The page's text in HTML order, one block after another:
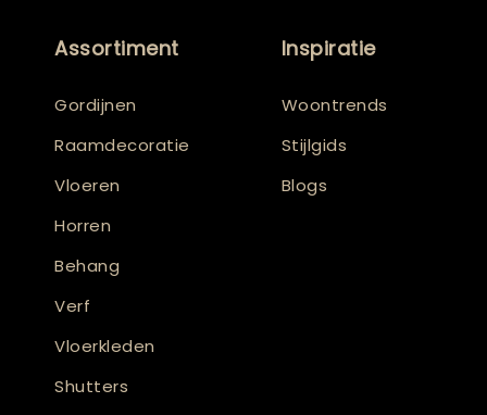
Assortiment
Gordijnen
Raamdecoratie
Vloeren
Horren
Behang
Verf
Vloerkleden
Shutters
Inspiratie
Woontrends
Stijlgids
Blogs